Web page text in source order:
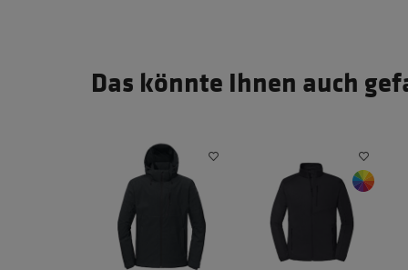
Das könnte Ihnen auch